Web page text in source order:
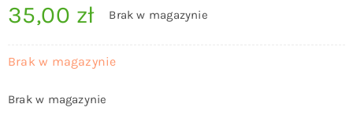
35,00 zł Brak w magazynie
Brak w magazynie
Brak w magazynie